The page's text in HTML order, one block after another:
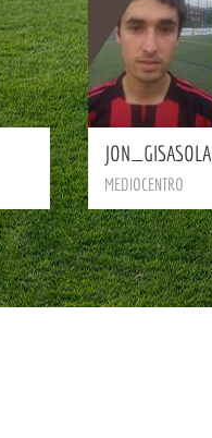
BIO
JON_GISASOLA
MEDIOCENTRO